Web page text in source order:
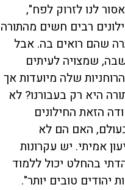
לנו לזרוק לפח",
רבים חשים מהתורה
שהם רואים בה. אבל
שמצויה לעיתים
שלה מיועדות אך
היא רק בעבורנו? לא
הזאת החילונים
האם הם לא
אמיתי. יש עקרונות
בהחלט יכול ללמוד
יהודים טובים יותר".